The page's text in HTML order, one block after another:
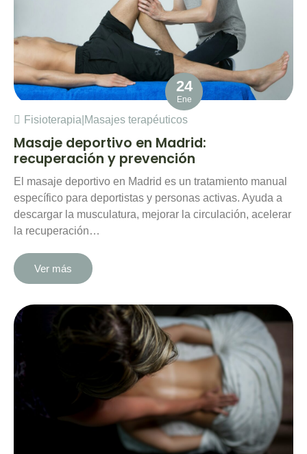
24
Ene
Fisioterapia Masajes terapéuticos
Masaje deportivo en Madrid:
recuperación y prevención
El masaje deportivo en Madrid es un tratamiento manual
específico para deportistas y personas activas. Ayuda a
descargar la musculatura, mejorar la circulación, acelerar
la recuperación…
Ver más